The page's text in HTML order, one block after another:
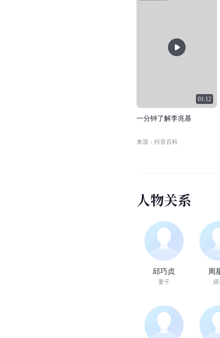
01:12
一分钟了解李兆基
来源：抖音百科
人物关系
邱巧贞
妻子
周